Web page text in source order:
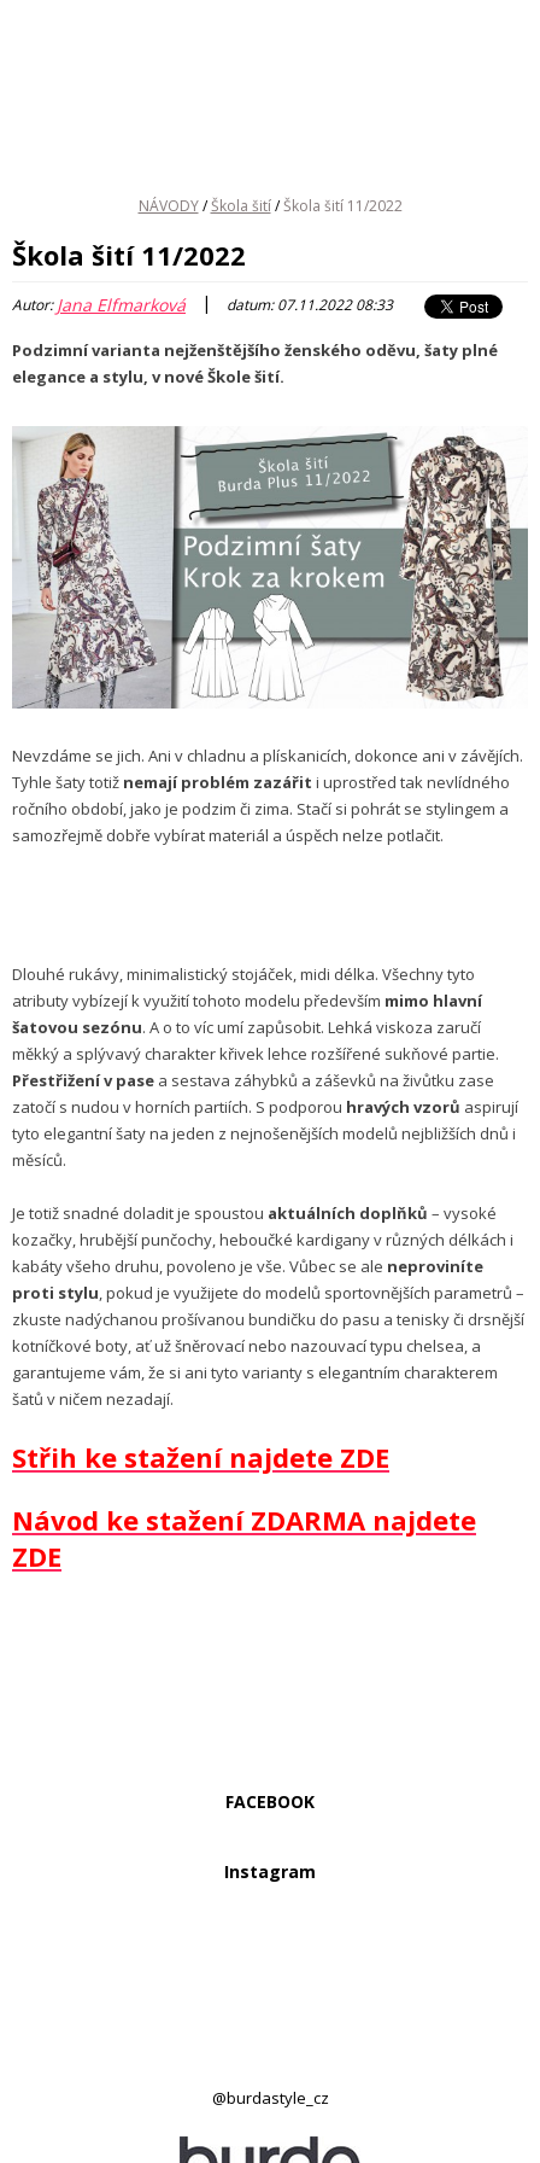
NÁVODY / Škola šití / Škola šití 11/2022
Škola šití 11/2022
Autor:Jana Elfmarková | datum: 07.11.2022 08:33
Podzimní varianta nejženštějšího ženského oděvu, šaty plné
elegance a stylu, v nové Škole šití.
Nevzdáme se jich. Ani v chladnu a plískanicích, dokonce ani v závějích.
Tyhle šaty totiž nemají problém zazářit i uprostřed tak nevlídného
ročního období, jako je podzim či zima. Stačí si pohrát se stylingem a
samozřejmě dobře vybírat materiál a úspěch nelze potlačit.
Dlouhé rukávy, minimalistický stojáček, midi délka. Všechny tyto
atributy vybízejí k využití tohoto modelu především mimo hlavní
šatovou sezónu. A o to víc umí zapůsobit. Lehká viskoza zaručí
měkký a splývavý charakter křivek lehce rozšířené sukňové partie.
Přestřižení v pase a sestava záhybků a záševků na živůtku zase
zatočí s nudou v horních partiích. S podporou hravých vzorů aspirují
tyto elegantní šaty na jeden z nejnošenějších modelů nejbližších dnů i
měsíců.
Je totiž snadné doladit je spoustou aktuálních doplňků – vysoké
kozačky, hrubější punčochy, heboučké kardigany v různých délkách i
kabáty všeho druhu, povoleno je vše. Vůbec se ale neproviníte
proti stylu, pokud je využijete do modelů sportovnějších parametrů –
zkuste nadýchanou prošívanou bundičku do pasu a tenisky či drsnější
kotníčkové boty, ať už šněrovací nebo nazouvací typu chelsea, a
garantujeme vám, že si ani tyto varianty s elegantním charakterem
šatů v ničem nezadají.
Střih ke stažení najdete ZDE
Návod ke stažení ZDARMA najdete
ZDE
FACEBOOK
Instagram
@burdastyle_cz